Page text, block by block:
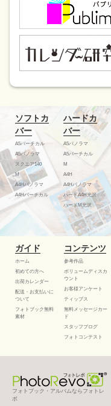
ソフトカ
バー
A5バーチカル
A5パノラマ
スクエア140
M
A4Hパノラマ
A4Hバーチカル
ハードカ
バー
A5パノラマ
A5バーチカル
M
A4H
A4Hパノラマ
ハードA4H光沢
ハードM光沢
ガイド
ホーム
初めての方へ
出荷カレンダー
配送・お支払いに
ついて
フォトブック無料
素材
コンテンツ
参考作品
ボリュームディスカ
ウント
お客様アンケート
ティップス
無料メッセージカー
ド
スタッフブログ
フォトコンテスト
フォトブック・アルバムならフォトレ
ボ